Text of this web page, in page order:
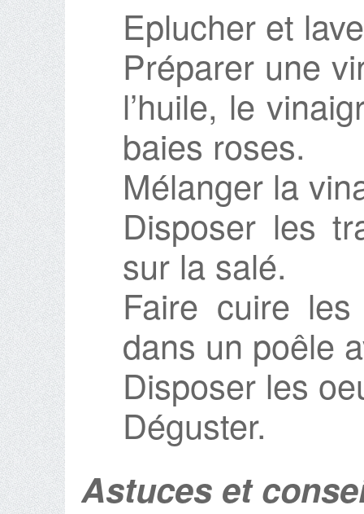
Eplucher et
Préparer une
l’huile, le
baies roses.
Mélanger la
Disposer les
sur la salé.
Faire cuire
dans un poêle
Disposer les
Déguster.
Astuces et